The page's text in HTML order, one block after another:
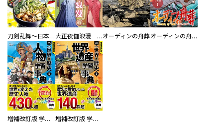
刀剣乱舞～日本号つれづれ酒～ 大正夜伽浪漫 －金曜日の花嫁—オーディンの舟葬 オーディンの舟葬 分冊版
増補改訂版 学研まんが NEW世界の歴史 別巻 人物学習事典 増補改訂版 学研まんが NEW世界の歴史 別巻 世界遺産学習事典